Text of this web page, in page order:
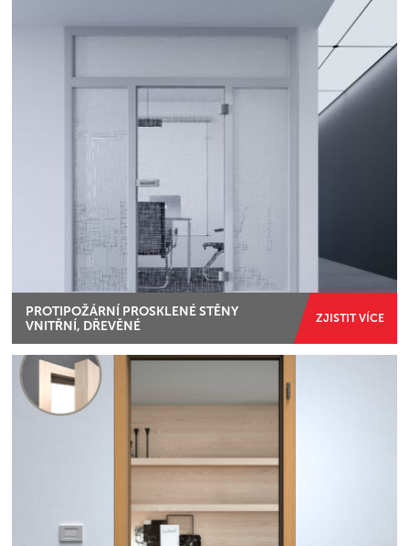
PROTIPOŽÁRNÍ PROSKLENÉ STĚNY
VNITŘNÍ, DŘEVĚNÉ
ZJISTIT VÍCE